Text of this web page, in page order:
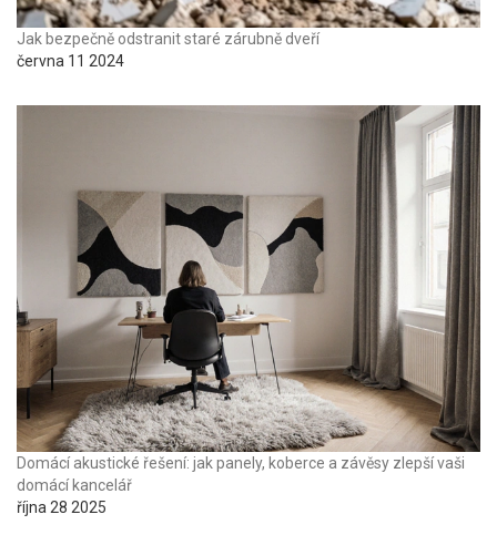
Jak bezpečně odstranit staré zárubně dveří
června 11 2024
Domácí akustické řešení: jak panely, koberce a závěsy zlepší vaši
domácí kancelář
října 28 2025